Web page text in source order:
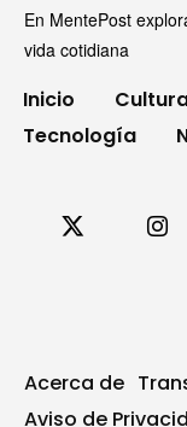
En MentePost
vida cotidiana
Inicio
Tecnología
Acerca de
Aviso de